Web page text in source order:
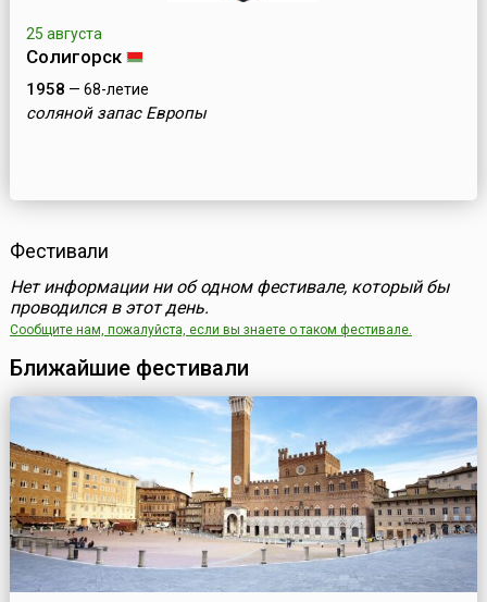
25 августа
Солигорск
1958 — 68-летие
соляной запас Европы
Фестивали
Нет информации ни об одном фестивале, который бы
проводился в этот день.
Сообщите нам, пожалуйста, если вы знаете о таком фестивале.
Ближайшие фестивали